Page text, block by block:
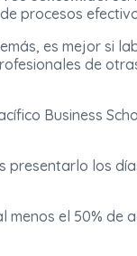
procesos
es mejor si
de
Business
presentarlo los
el 50% de